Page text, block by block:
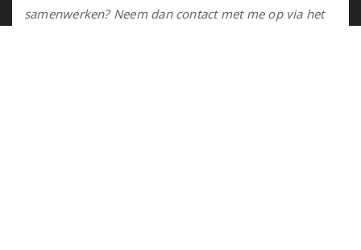
samenwerken? Neem dan contact met me op via het